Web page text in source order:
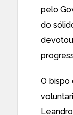
pelo
do
O bispo